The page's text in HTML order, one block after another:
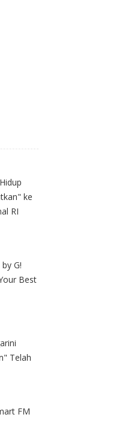
ke
RI
G!
Best
Telah
FM